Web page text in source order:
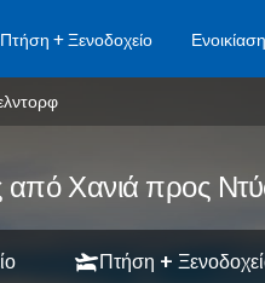
Πτήση + Ξενοδοχείο
από Χανιά προς
Πτήση +